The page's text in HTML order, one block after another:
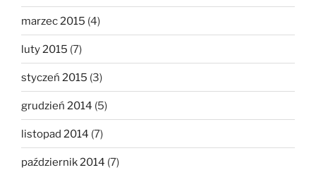
marzec 2015 (4)
luty 2015 (7)
styczeń 2015 (3)
grudzień 2014 (5)
listopad 2014 (7)
październik 2014 (7)